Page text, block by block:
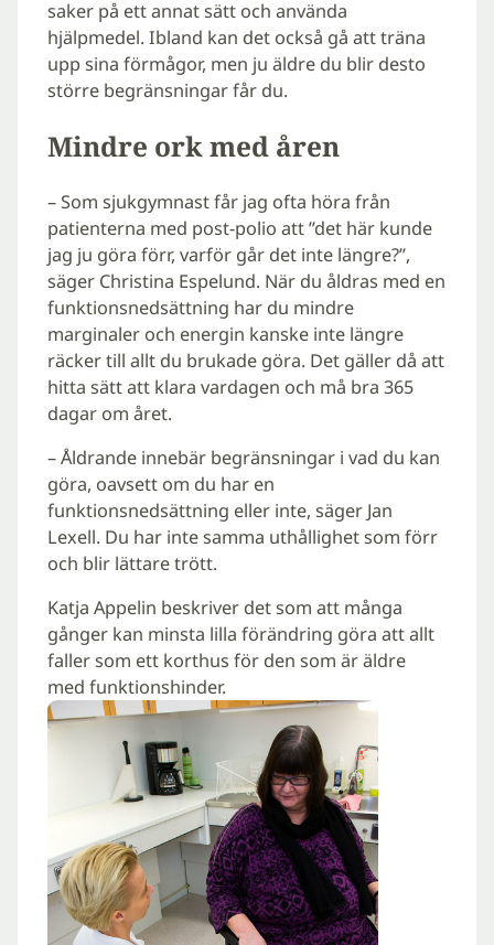
saker på ett annat sätt och använda
hjälpmedel. Ibland kan det också gå att träna
upp sina förmågor, men ju äldre du blir desto
större begränsningar får du.
Mindre ork med åren
– Som sjukgymnast får jag ofta höra från
patienterna med post-polio att ”det här kunde
jag ju göra förr, varför går det inte längre?”,
säger Christina Espelund. När du åldras med en
funktionsnedsättning har du mindre
marginaler och energin kanske inte längre
räcker till allt du brukade göra. Det gäller då att
hitta sätt att klara vardagen och må bra 365
dagar om året.
– Åldrande innebär begränsningar i vad du kan
göra, oavsett om du har en
funktionsnedsättning eller inte, säger Jan
Lexell. Du har inte samma uthållighet som förr
och blir lättare trött.
Katja Appelin beskriver det som att många
gånger kan minsta lilla förändring göra att allt
faller som ett korthus för den som är äldre
med funktionshinder.